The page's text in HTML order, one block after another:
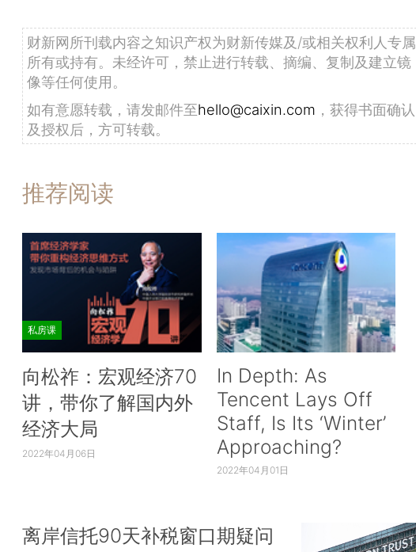
财新网所刊载内容之知识产权为财新传媒及/或相关权利人专属
所有或持有。未经许可，禁止进行转载、摘编、复制及建立镜
像等任何使用。
如有意愿转载，请发邮件至hello@caixin.com ，获得书面确认
及授权后，方可转载。
推荐阅读
私房课
向松祚：宏观经济70
讲，带你了解国内外
经济大局
2022年04月06日
In Depth: As
Tencent Lays Off
Staff, Is Its ‘Winter’
Approaching?
2022年04月01日
离岸信托90天补税窗口期疑问